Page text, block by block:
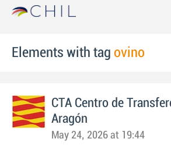
Elements with tag ovino
CTA Centro de
Aragón
May 24, 2026 at 19:44